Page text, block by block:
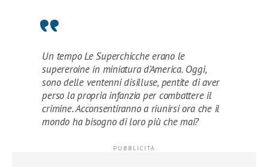
Un tempo Le Superchicche erano le
supereroine in miniatura d’America. Oggi,
sono delle ventenni disilluse, pentite di aver
perso la propria infanzia per combattere il
crimine. Acconsentiranno a riunirsi ora che il
mondo ha bisogno di loro più che mai?